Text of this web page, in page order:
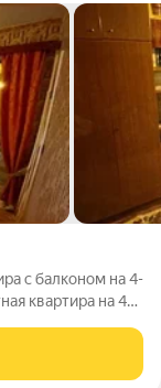
с балконом на 4-
квартира на 4
вашего